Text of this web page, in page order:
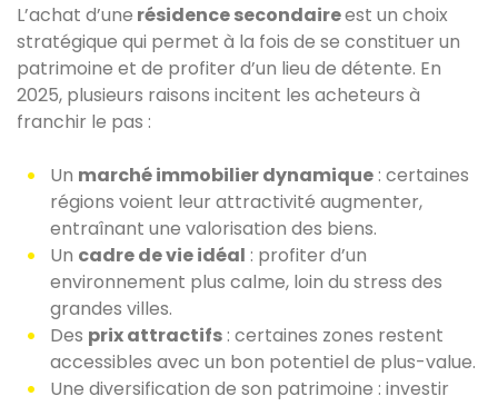
L’achat d’une résidence secondaireest un choix
stratégique qui permet à la fois de se constituer un
patrimoine et de profiter d’un lieu de détente. En
2025, plusieurs raisons incitent les acheteurs à
franchir le pas :
Un marché immobilier dynamique : certaines
régions voient leur attractivité augmenter,
entraînant une valorisation des biens.
Un cadre de vie idéal : profiter d’un
environnement plus calme, loin du stress des
grandes villes.
Des prix attractifs : certaines zones restent
accessibles avec un bon potentiel de plus-value.
Une diversification de son patrimoine : investir